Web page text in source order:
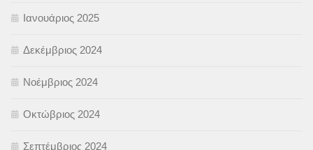
Ιανουάριος 2025
Δεκέμβριος 2024
Νοέμβριος 2024
Οκτώβριος 2024
Σεπτέμβριος 2024